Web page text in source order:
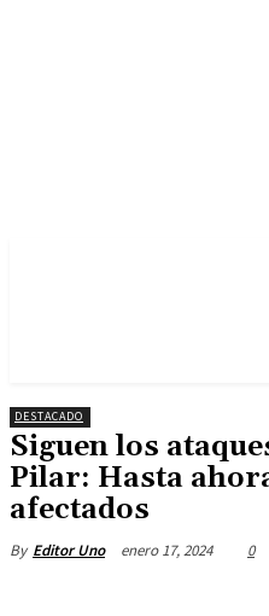
DESTACADO
Siguen los
Pilar: Hasta
afectados
By Editor Uno enero 17, 2024 0